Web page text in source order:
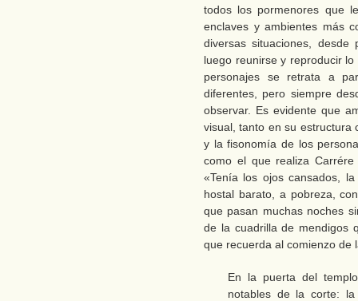
todos los pormenores que
enclaves y ambientes más
diversas situaciones, desde
luego reunirse y reproducir
personajes se retrata a
diferentes, pero siempre
observar. Es evidente que
visual, tanto en su estructura
y la fisonomía de los
como el que realiza
«Tenía los ojos cansados,
hostal barato, a pobreza,
que pasan muchas noches
de la cuadrilla de mendigos
que recuerda al comienzo de
En la puerta del
notables de la corte: